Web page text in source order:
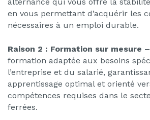
en vous permettant d’acquérir les
nécessaires à un emploi durable.
Raison 2 : Formation sur mesure –
formation adaptée aux besoins
l’entreprise et du salarié,
apprentissage optimal et orienté
compétences requises dans le
ferrées.